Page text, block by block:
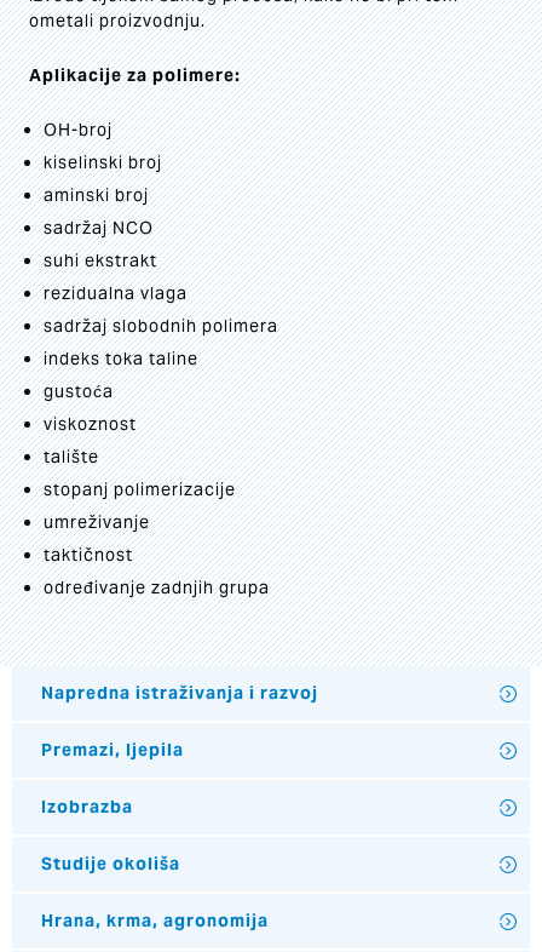
ometali proizvodnju.
Aplikacije za polimere:
OH-broj
kiselinski broj
aminski broj
sadržaj NCO
suhi ekstrakt
rezidualna vlaga
sadržaj slobodnih polimera
indeks toka taline
gustoća
viskoznost
talište
stopanj polimerizacije
umreživanje
taktičnost
određivanje zadnjih grupa
Napredna istraživanja i razvoj
Premazi, ljepila
Izobrazba
Studije okoliša
Hrana, krma, agronomija